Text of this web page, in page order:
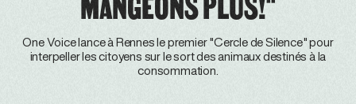
One Voice lance à Rennes le premier "Cercle de Silence" pour
interpeller les citoyens sur le sort des animaux destinés à la
consommation.